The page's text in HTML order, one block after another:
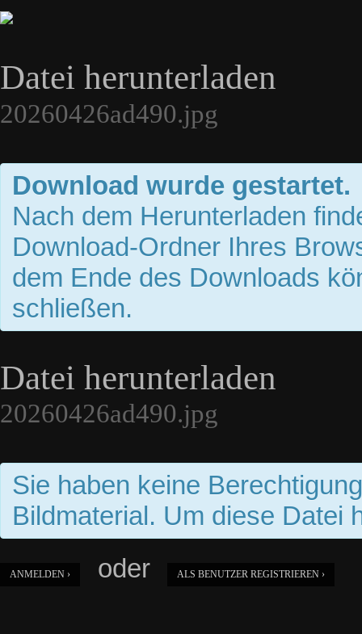
Datei herunterladen
20260426ad490.jpg
Download wurde gestartet.
Nach dem Herunterladen
Download-Ordner Ihres
dem Ende des Downloads
schließen.
Datei herunterladen
20260426ad490.jpg
Sie haben keine
Bildmaterial. Um diese Datei
ANMELDEN › oder ALS BENUTZER REGISTRIEREN ›